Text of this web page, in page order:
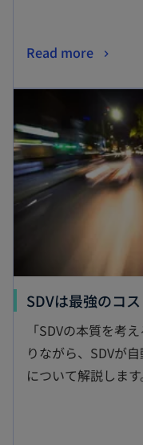
Read more
タ
ブ
で
開
SDVは最強のコ
「SDVの本質を考
りながら、SDVが
について解説します